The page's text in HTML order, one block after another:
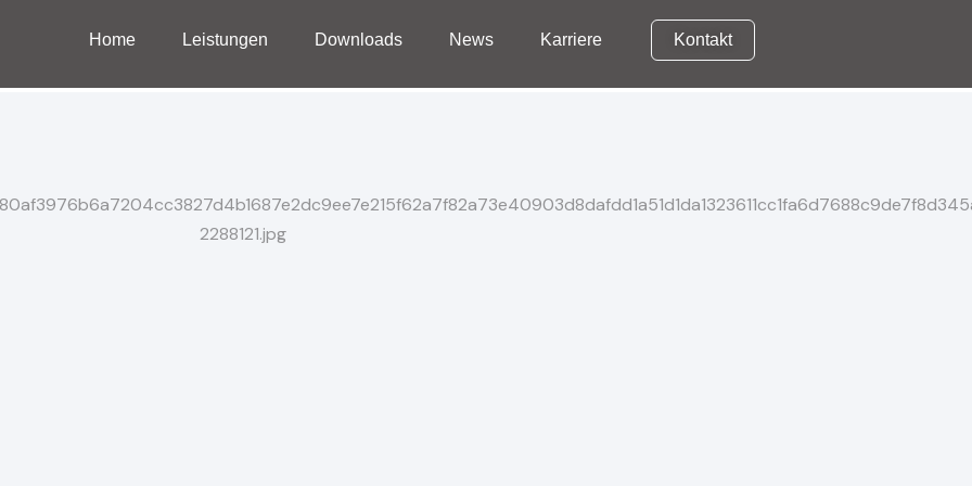
Home Leistungen Downloads Karriere
Home Leistungen Downloads News Karriere Kontakt